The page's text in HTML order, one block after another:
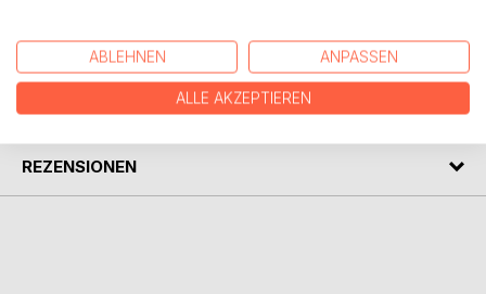
AUTOR/IN
REZENSIONEN
ABLEHNEN ANPASSEN
ALLE AKZEPTIEREN